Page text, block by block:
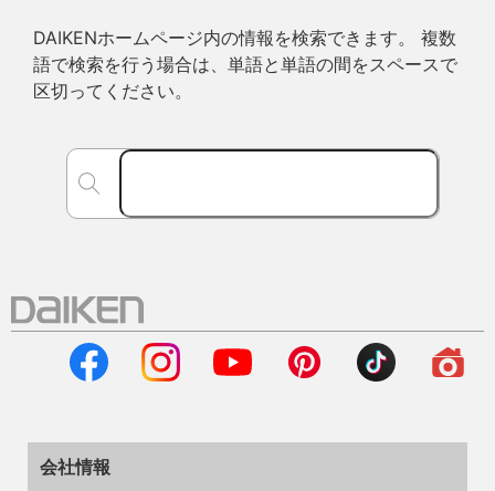
DAIKENホームページ内の情報を検索できます。 複数
語で検索を行う場合は、単語と単語の間をスペースで
区切ってください。
会社情報